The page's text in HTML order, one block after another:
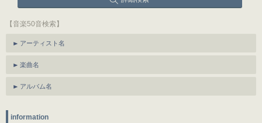
【音楽50音検索】
アーティスト名
楽曲名
アルバム名
information